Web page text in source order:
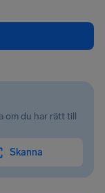
om du har rätt till
Skanna